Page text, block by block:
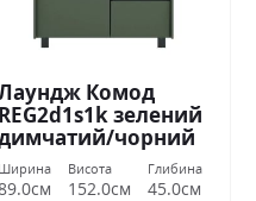
Комод
REG2d1s1k зелений
чорний
БРВ Україна
Ширина Висота
152.0см
Глибина
45.0см